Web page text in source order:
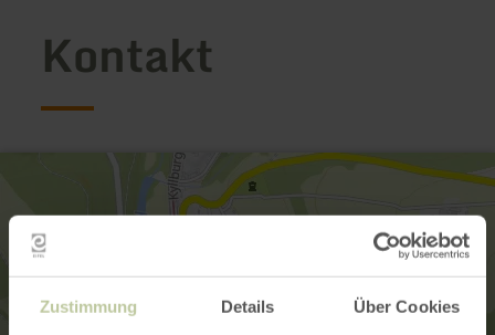
Zustimmung Details Über Cookies
Kontakt